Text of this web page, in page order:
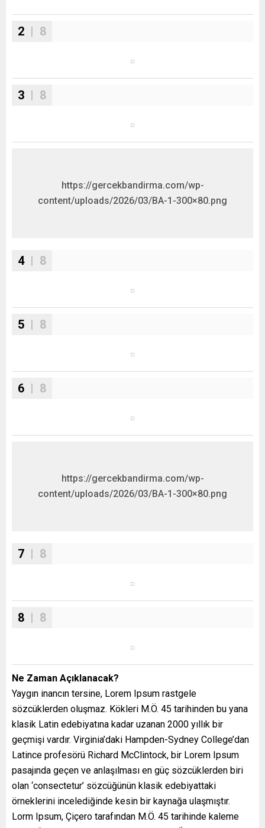
2 | 8
3 | 8
https://gercekbandirma.com/wp-
content/uploads/2026/03/BA-1-300×80.png
4| 8
5 | 8
6 | 8
https://gercekbandirma.com/wp-
content/uploads/2026/03/BA-1-300×80.png
7 | 8
8 | 8
Ne Zaman Açıklanacak?
Yaygın inancın tersine, Lorem Ipsum rastgele
sözcüklerden oluşmaz. Kökleri M.Ö. 45 tarihinden bu yana
klasik Latin edebiyatına kadar uzanan 2000 yıllık bir
geçmişi vardır. Virginia’daki Hampden-Sydney College’dan
Latince profesörü Richard McClintock, bir Lorem Ipsum
pasajında geçen ve anlaşılması en güç sözcüklerden biri
olan ‘consectetur’ sözcüğünün klasik edebiyattaki
örneklerini incelediğinde kesin bir kaynağa ulaşmıştır.
Lorm Ipsum, Çiçero tarafından M.Ö. 45 tarihinde kaleme